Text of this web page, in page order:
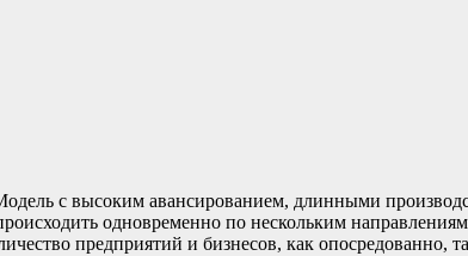
с высоким авансированием, длинными
одновременно по нескольким
предприятий и бизнесов, как опосредованно,